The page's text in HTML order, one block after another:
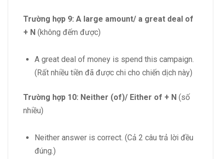
Trường hợp 9: A large amount/ a great deal of
+ N (không đếm được)
A great deal of money is spend this campaign.
(Rất nhiều tiền đã được chi cho chiến dịch này)
Trường hợp 10: Neither (of)/ Either of + N (số
nhiều)
Neither answer is correct. (Cả 2 câu trả lời đều
đúng.)